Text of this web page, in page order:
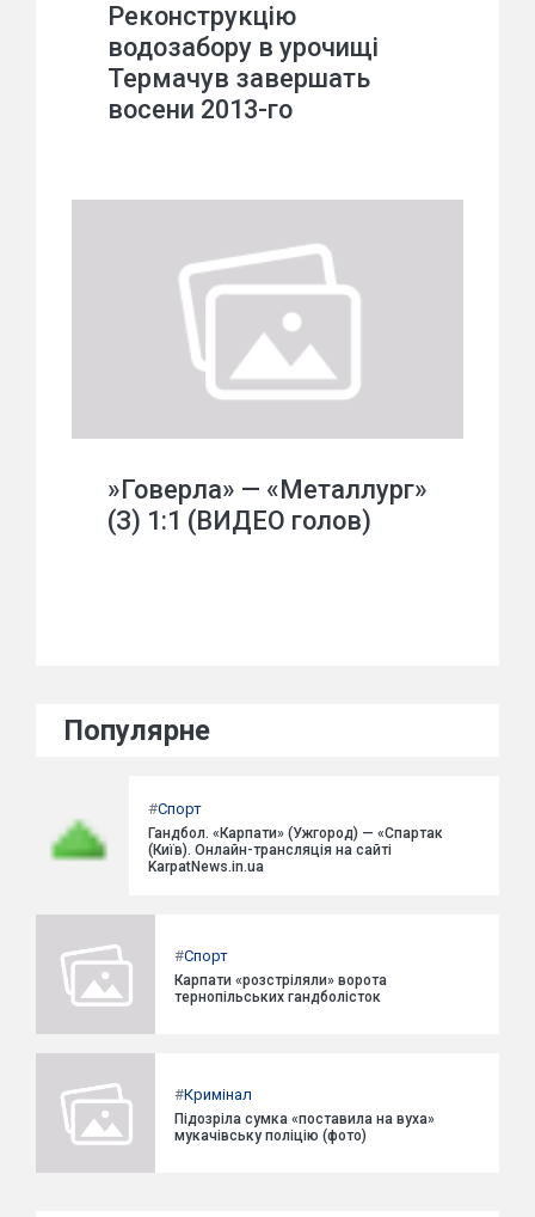
Реконструкцію
водозабору в урочищі
Термачув завершать
восени 2013-го
»Говерла» — «Металлург»
(З) 1:1 (ВИДЕО голов)
Популярне
#Спорт
Гандбол. «Карпати» (Ужгород) — «Спартак
(Київ). Онлайн-трансляція на сайті
KarpatNews.in.ua
#Спорт
Карпати «розстріляли» ворота
тернопільських гандболісток
#Кримінал
Підозріла сумка «поставила на вуха»
мукачівську поліцію (фото)